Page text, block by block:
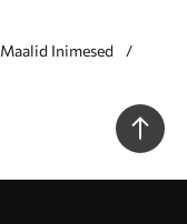
Maalid Inimesed